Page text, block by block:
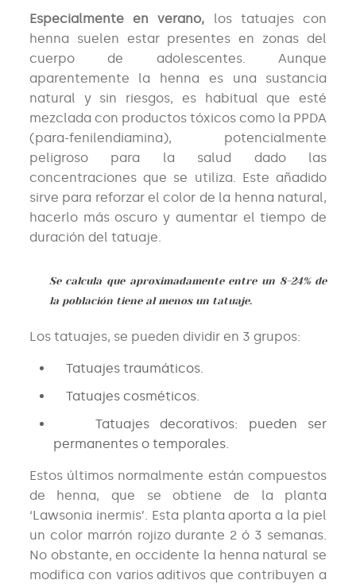
Especialmente en verano, los tatuajes con
henna suelen estar presentes en zonas del
cuerpo de adolescentes. Aunque
aparentemente la henna es una sustancia
natural y sin riesgos, es habitual que esté
mezclada con productos tóxicos como la PPDA
(para-fenilendiamina), potencialmente
peligroso para la salud dado las
concentraciones que se utiliza. Este añadido
sirve para reforzar el color de la henna natural,
hacerlo más oscuro y aumentar el tiempo de
duración del tatuaje.
Se calcula que aproximadamente entre un 8-24% de
la población tiene al menos un tatuaje.
Los tatuajes, se pueden dividir en 3 grupos:
Tatuajes traumáticos.
Tatuajes cosméticos.
Tatuajes decorativos: pueden ser
permanentes o temporales.
Estos últimos normalmente están compuestos
de henna, que se obtiene de la planta
‘Lawsonia inermis’. Esta planta aporta a la piel
un color marrón rojizo durante 2 ó 3 semanas.
No obstante, en occidente la henna natural se
modifica con varios aditivos que contribuyen a